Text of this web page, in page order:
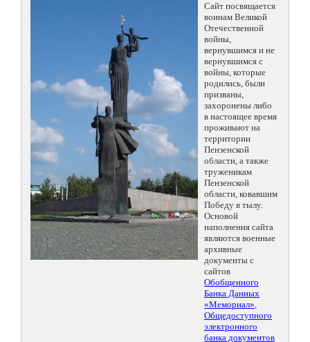
Сайт посвящается
воинам Великой
Отечественной
войны,
вернувшимся и не
вернувшимся с
войны, которые
родились, были
призваны,
захоронены либо
в настоящее время
проживают на
территории
Пензенской
области, а также
труженикам
Пензенской
области, ковавшим
Победу в тылу.
Основой
наполнения сайта
являются военные
архивные
документы с
сайтов
Обобщенного
Банка Данных
«Мемориал»,
Общедоступного
электронного
банка документов